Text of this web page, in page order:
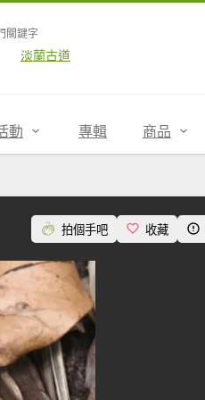
關鍵字
淡蘭古道
動 專輯 商品
拍個手吧 收藏